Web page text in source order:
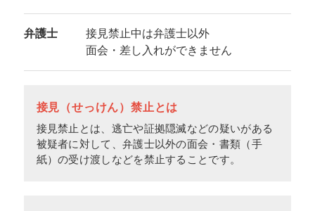
弁護士
接見禁止中は弁護士以外
面会・差し入れができません
接見（せっけん）禁止とは
接見禁止とは、逃亡や証拠隠滅などの疑いがある
被疑者に対して、弁護士以外の面会・書類（手
紙）の受け渡しなどを禁止することです。